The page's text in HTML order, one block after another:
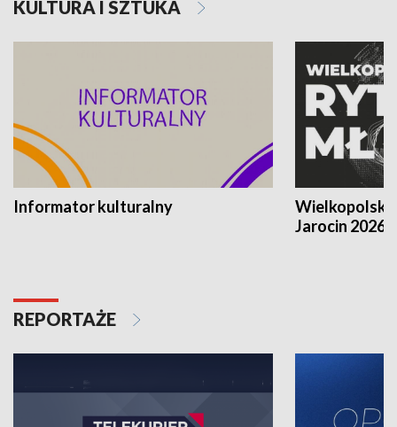
KULTURA I SZTUKA
Informator kulturalny
Jarocin 2026
REPORTAŻE